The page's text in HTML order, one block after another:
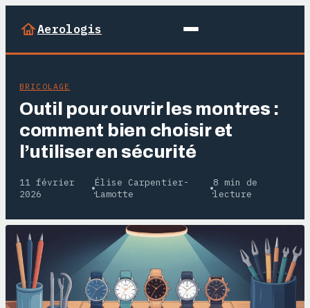
Aerologis
BRICOLAGE
Outil pour ouvrir les montres :
comment bien choisir et
l’utiliser en sécurité
11 février
2026
·
Élise Carpentier-
Lamotte
·
8 min de
lecture